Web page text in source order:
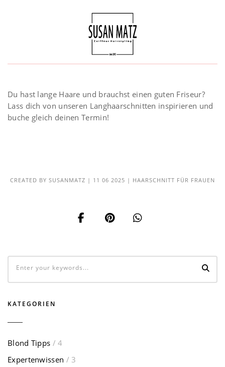
Du hast lange Haare und brauchst einen guten Friseur?
Lass dich von unseren Langhaarschnitten inspirieren und
buche gleich deinen Termin!
CREATED BY SUSANMATZ | 11 06 2025 | HAARSCHNITT FÜR FRAUEN
KATEGORIEN
Blond Tipps / 4
Expertenwissen / 3